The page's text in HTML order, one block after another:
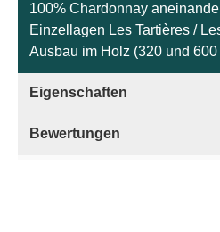
100% Chardonnay
Einzellagen Les Tartières /
Ausbau im Holz (320 und
Eigenschaften
Bewertungen